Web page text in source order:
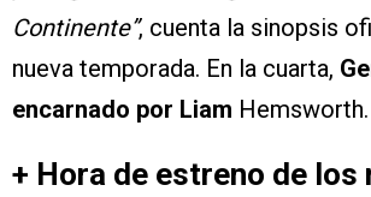
Continente”, cuenta la sinopsis
nueva temporada. En la cuarta,
encarnado por Liam Hemsworth.
+ Hora de estreno de los